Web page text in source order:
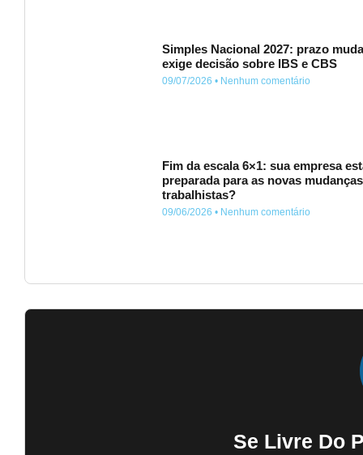
Simples Nacional 2027: prazo
exige decisão sobre IBS e CBS
09/07/2026 Nenhum comentário
Fim da escala 6×1: sua empresa
preparada para as novas mudanças
trabalhistas?
09/06/2026 Nenhum comentário
Se Livre Do